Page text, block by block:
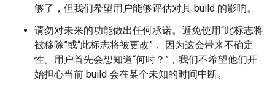
够了，但我们希望用户能够评估对其 build 的影响。
请勿对未来的功能做出任何承诺。避免使用“此标志将
被移除”或“此标志将被更改”， 因为这会带来不确定
性。用户首先会想知道“何时？”，我们不希望他们开
始担心当前 build 会在某个未知的时间中断。